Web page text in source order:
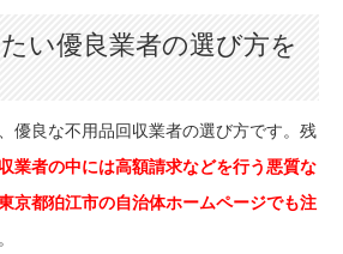
い優良業者の選び方を
優良な不用品回収業者の選び方です。残
業者の中には高額請求などを行う悪質な
京都狛江市の自治体ホームページでも注
。